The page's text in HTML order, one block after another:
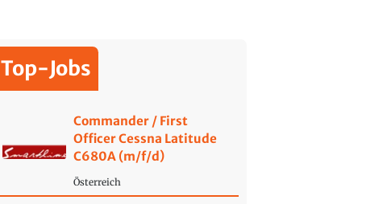
Top-Jobs
Commander / First
Officer Cessna Latitude
C680A (m/f/d)
Österreich